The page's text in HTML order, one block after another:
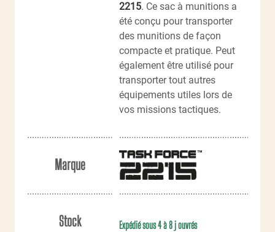
2215. Ce sac à munitions a
été conçu pour transporter
des munitions de façon
compacte et pratique. Peut
également être utilisé pour
transporter tout autres
équipements utiles lors de
vos missions tactiques.
Marque
Stock Expédié sous 4 à 8 j ouvrés